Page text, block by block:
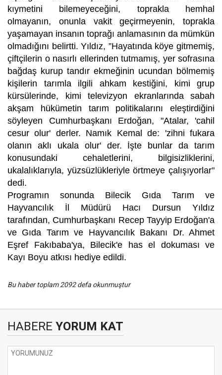
kıymetini bilemeyeceğini, toprakla hemhal
olmayanın, onunla vakit geçirmeyenin, toprakla
yaşamayan insanın toprağı anlamasının da mümkün
olmadığını belirtti. Yıldız, ”Hayatında köye gitmemiş,
çiftçilerin o nasırlı ellerinden tutmamış, yer sofrasına
bağdaş kurup tandır ekmeğinin ucundan bölmemiş
kişilerin tarımla ilgili ahkam kestiğini, kimi grup
kürsülerinde, kimi televizyon ekranlarında sabah
akşam hükümetin tarım politikalarını eleştirdiğini
söyleyen Cumhurbaşkanı Erdoğan, "Atalar, 'cahil
cesur olur' derler. Namık Kemal de: 'zihni fukara
olanın aklı ukala olur' der. İşte bunlar da tarım
konusundaki cehaletlerini, bilgisizliklerini,
ukalalıklarıyla, yüzsüzlükleriyle örtmeye çalışıyorlar"
dedi.
Programın sonunda Bilecik Gıda Tarım ve
Hayvancılık İl Müdürü Hacı Dursun Yıldız
tarafından, Cumhurbaşkanı Recep Tayyip Erdoğan'a
ve Gıda Tarım ve Hayvancılık Bakanı Dr. Ahmet
Eşref Fakıbaba'ya, Bilecik'e has el dokuması ve
Kayı Boyu atkısı hediye edildi.
Bu haber toplam 2092 defa okunmuştur
HABERE YORUM KAT